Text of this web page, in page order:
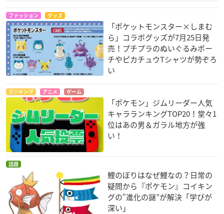
ファッション グッズ
「ポケットモンスター×しまむ
ら」コラボグッズが7月25日発
売！プチプラのぬいぐるみポー
チやピカチュウTシャツが勢ぞろ
い
ランキング アニメ ゲーム
「ポケモン」ジムリーダー人気
キャラランキングTOP20！堂々1
位はあの男＆ガラル地方が強
い！
話題
鯉のぼりはなぜ鯉なの？日常の
疑問から『ポケモン』コイキン
グの“進化の謎”が解決「学びが
深い」